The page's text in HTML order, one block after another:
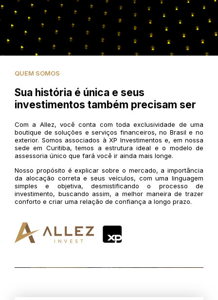
QUEM SOMOS
Sua história é única e seus
investimentos também precisam ser
Com a Allez, você conta com toda exclusividade de uma
boutique de soluções e serviços financeiros, no Brasil e no
exterior. Somos associados à XP Investimentos e, em nossa
sede em Curitiba, temos a estrutura ideal e o modelo de
assessoria único que fará você ir ainda mais longe.
Nosso propósito é explicar sobre o mercado, a importância
da alocação correta e seus veículos, com uma linguagem
simples e objetiva, desmistificando o processo de
investimento, buscando assim, a melhor maneira de trazer
conforto e criar uma relação de confiança a longo prazo.